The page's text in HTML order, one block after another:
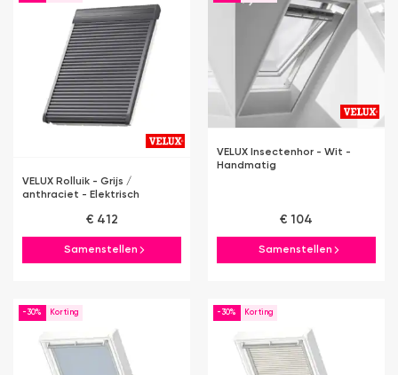
VELUX Rolluik - Grijs /
anthraciet - Elektrisch
€ 412
Samenstellen
VELUX Insectenhor - Wit -
Handmatig
€ 104
Samenstellen
-30% -30%